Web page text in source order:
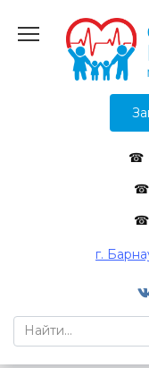
содержанию
г.
Search
for: